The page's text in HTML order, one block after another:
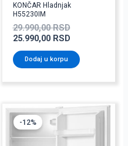
KONČAR Hladnjak
H55230IM
29.990,00RSD
25.990,00 RSD
Dodaj u korpu
-12%
Originalna
bila:
Trenutna
14.990,00